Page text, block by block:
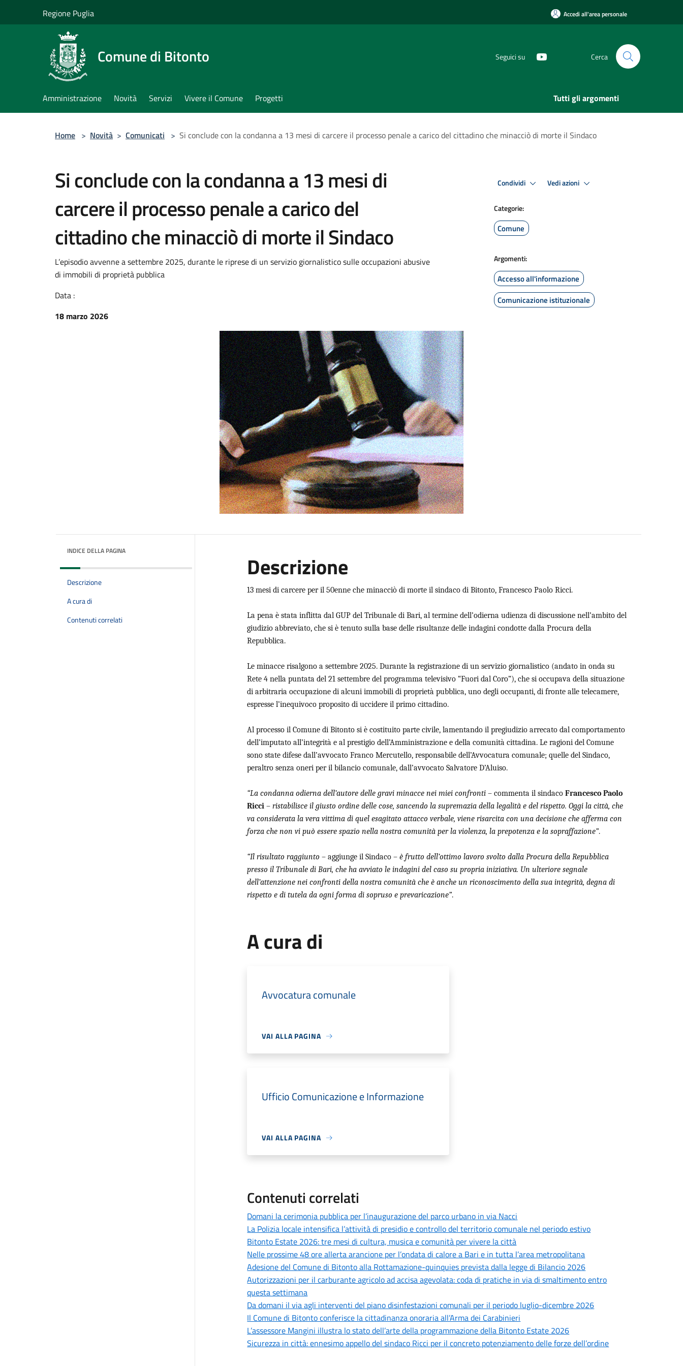
Regione Puglia Accedi all'area personale
Comune di Bitonto Seguici su Cerca
Amministrazione Novità Servizi Vivere il Comune Progetti Tutti gli argomenti
Home > Novità > Comunicati > Si conclude con la condanna a 13 mesi di carcere il processo penale a carico del cittadino che minacciò di morte il Sindaco
Si conclude con la condanna a 13 mesi di
carcere il processo penale a carico del
cittadino che minacciò di morte il Sindaco
L’episodio avvenne a settembre 2025, durante le riprese di un servizio giornalistico sulle occupazioni abusive
di immobili di proprietà pubblica
Data :
18 marzo 2026
Condividi Vedi azioni
Categorie:
Comune
Argomenti:
Accesso all'informazione
Comunicazione istituzionale
INDICE DELLA PAGINA
Descrizione
A cura di
Contenuti correlati
Descrizione
13 mesi di carcere per il 50enne che minacciò di morte il sindaco di Bitonto, Francesco Paolo Ricci.
La pena è stata inflitta dal GUP del Tribunale di Bari, al termine dell’odierna udienza di discussione nell’ambito del
giudizio abbreviato, che si è tenuto sulla base delle risultanze delle indagini condotte dalla Procura della
Repubblica.
Le minacce risalgono a settembre 2025. Durante la registrazione di un servizio giornalistico (andato in onda su
Rete 4 nella puntata del 21 settembre del programma televisivo “Fuori dal Coro”), che si occupava della situazione
di arbitraria occupazione di alcuni immobili di proprietà pubblica, uno degli occupanti, di fronte alle telecamere,
espresse l’inequivoco proposito di uccidere il primo cittadino.
Al processo il Comune di Bitonto si è costituito parte civile, lamentando il pregiudizio arrecato dal comportamento
dell’imputato all’integrità e al prestigio dell’Amministrazione e della comunità cittadina. Le ragioni del Comune
sono state difese dall’avvocato Franco Mercutello, responsabile dell’Avvocatura comunale; quelle del Sindaco,
peraltro senza oneri per il bilancio comunale, dall’avvocato Salvatore D’Aluiso.
“La condanna odierna dell’autore delle gravi minacce nei miei confronti– commenta il sindacoFrancesco Paolo
Ricci –ristabilisce il giusto ordine delle cose, sancendo la supremazia della legalità e del rispetto. Oggi la città, che
va considerata la vera vittima di quel esagitato attacco verbale, viene risarcita con una decisione che afferma con
forza che non vi può essere spazio nella nostra comunità per la violenza, la prepotenza e la sopraffazione”.
“Il risultato raggiunto – aggiunge il Sindaco –è frutto dell’ottimo lavoro svolto dalla Procura della Repubblica
presso il Tribunale di Bari, che ha avviato le indagini del caso su propria iniziativa. Un ulteriore segnale
dell’attenzione nei confronti della nostra comunità che è anche un riconoscimento della sua integrità, degna di
rispetto e di tutela da ogni forma di sopruso e prevaricazione”.
A cura di
Avvocatura comunale
VAI ALLA PAGINA
Ufficio Comunicazione e Informazione
VAI ALLA PAGINA
Contenuti correlati
Domani la cerimonia pubblica per l’inaugurazione del parco urbano in via Nacci
La Polizia locale intensifica l’attività di presidio e controllo del territorio comunale nel periodo estivo
Bitonto Estate 2026: tre mesi di cultura, musica e comunità per vivere la città
Nelle prossime 48 ore allerta arancione per l’ondata di calore a Bari e in tutta l’area metropolitana
Adesione del Comune di Bitonto alla Rottamazione-quinquies prevista dalla legge di Bilancio 2026
Autorizzazioni per il carburante agricolo ad accisa agevolata: coda di pratiche in via di smaltimento entro
questa settimana
Da domani il via agli interventi del piano disinfestazioni comunali per il periodo luglio-dicembre 2026
Il Comune di Bitonto conferisce la cittadinanza onoraria all’Arma dei Carabinieri
L’assessore Mangini illustra lo stato dell’arte della programmazione della Bitonto Estate 2026
Sicurezza in città: ennesimo appello del sindaco Ricci per il concreto potenziamento delle forze dell’ordine